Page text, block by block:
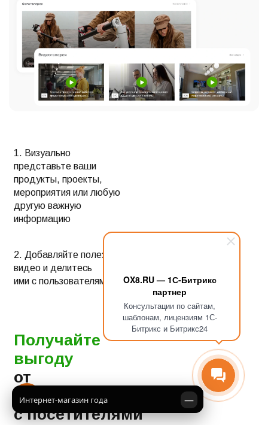
OX8.RU — 1С-Битрикс
партнер
Консультации по сайтам,
шаблонам, лицензиям 1С-
Битрикс и Битрикс24
1. Визуально
представьте ваши
продукты, проекты,
мероприятия или любую
другую важную
информацию
2. Добавляйте полезные
видео и делитесь
ими с пользователями
Получайте
выгоду
от
взаимодействия
с посетителями
Интернет-магазин года —